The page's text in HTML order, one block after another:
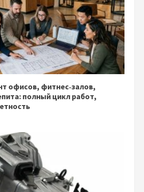
офисов, фитнес‑залов,
полный цикл работ,